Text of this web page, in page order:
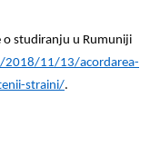
o studiranju u Rumuniji
11/13/acordarea-
straini/.